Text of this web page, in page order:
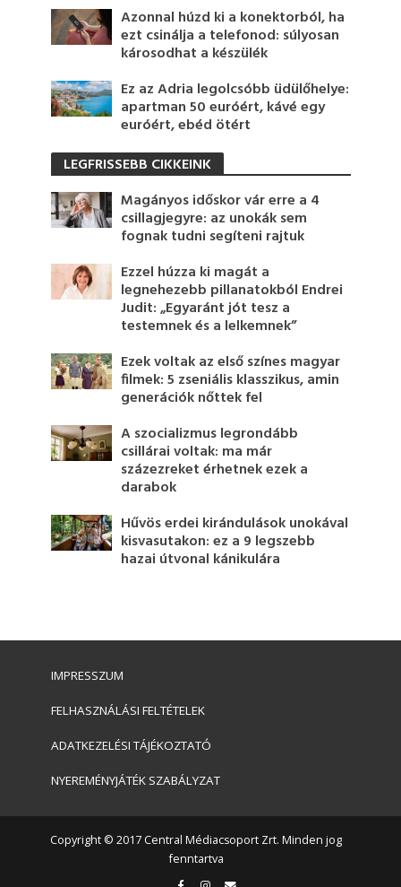
Azonnal húzd ki a konektorból, ha
ezt csinálja a telefonod: súlyosan
károsodhat a készülék
Ez az Adria legolcsóbb üdülőhelye:
apartman 50 euróért, kávé egy
euróért, ebéd ötért
LEGFRISSEBB CIKKEINK
Magányos időskor vár erre a 4
csillagjegyre: az unokák sem
fognak tudni segíteni rajtuk
Ezzel húzza ki magát a
legnehezebb pillanatokból Endrei
Judit: „Egyaránt jót tesz a
testemnek és a lelkemnek”
Ezek voltak az első színes magyar
filmek: 5 zseniális klasszikus, amin
generációk nőttek fel
A szocializmus legrondább
csillárai voltak: ma már
százezreket érhetnek ezek a
darabok
Hűvös erdei kirándulások unokával
kisvasutakon: ez a 9 legszebb
hazai útvonal kánikulára
IMPRESSZUM
FELHASZNÁLÁSI FELTÉTELEK
ADATKEZELÉSI TÁJÉKOZTATÓ
NYEREMÉNYJÁTÉK SZABÁLYZAT
Copyright © 2017 Central Médiacsoport Zrt. Minden jog
fenntartva